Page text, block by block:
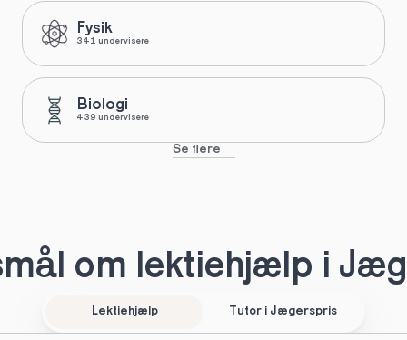
Fysik
341 undervisere
Biologi
439 undervisere
Se flere
om lektiehjælp i
Lektiehjælp Tutor i Jægerspris